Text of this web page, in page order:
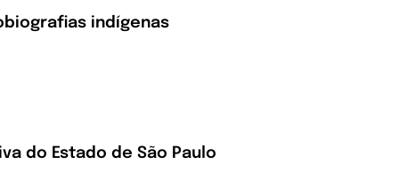
indígenas
do Estado de São Paulo